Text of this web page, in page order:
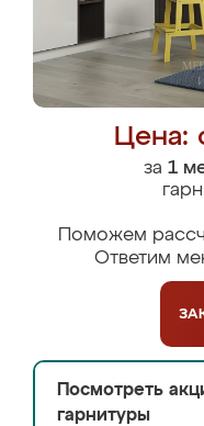
Цена:
за 1
Поможем
Ответим
Посмотреть
гарнитуры